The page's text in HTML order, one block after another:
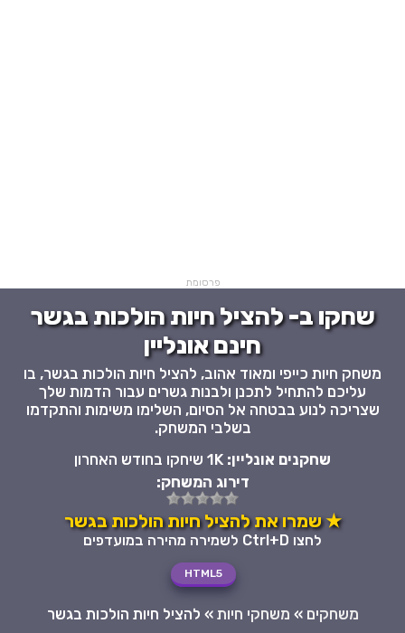
פרסומת
שחקו ב- להציל חיות הולכות בגשר
חינם אונליין
משחק חיות כייפי ומאוד אהוב, להציל חיות הולכות בגשר, בו
עליכם להתחיל לתכנן ולבנות גשרים עבור הדמות שלך
שצריכה לנוע בבטחה אל הסיום, השלימו משימות והתקדמו
בשלבי המשחק.
שחקנים אונליין: 1K שיחקו בחודש האחרון
דירוג המשחק:
★ שמרו את להציל חיות הולכות בגשר
לחצו Ctrl+D לשמירה מהירה במועדפים
HTML5
משחקים » משחקי חיות » להציל חיות הולכות בגשר